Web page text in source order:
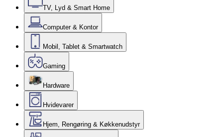
TV, Lyd & Smart Home
Computer & Kontor
Mobil, Tablet & Smartwatch
Gaming
Hardware
Hvidevarer
Hjem, Rengøring & Køkkenudstyr